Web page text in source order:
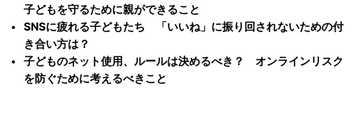
子どもを守るために親ができること
SNSに疲れる子どもたち 「いいね」に振り回されないための付
き合い方は？
子どものネット使用、ルールは決めるべき？ オンラインリスク
を防ぐために考えるべきこと